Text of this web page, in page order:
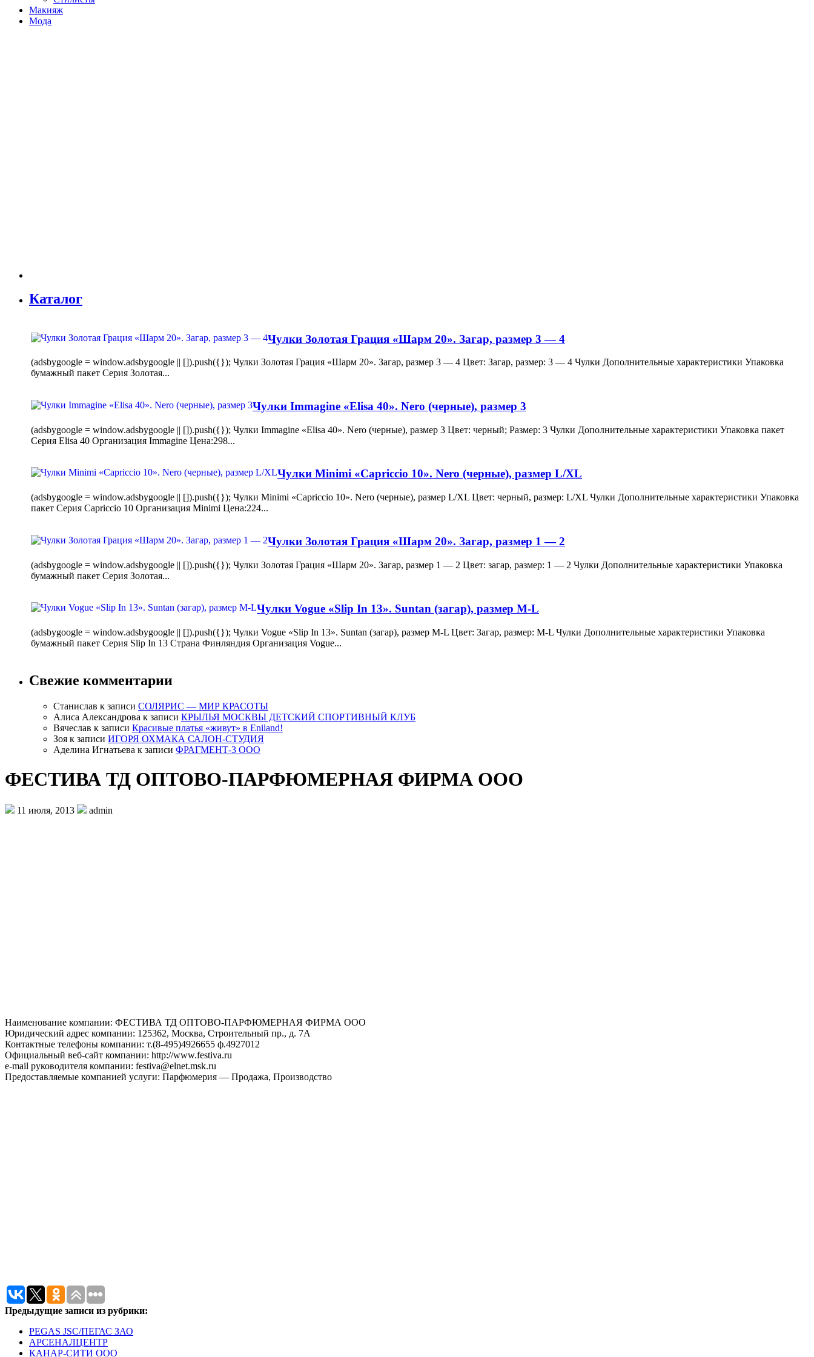
Макияж
Мода
Каталог
Чулки Золотая Грация «Шарм 20». Загар, размер 3 — 4
(adsbygoogle = window.adsbygoogle || []).push({}); Чулки Золотая Грация «Шарм 20». Загар, размер 3 — 4 Цвет: Загар, размер: 3 — 4 Чулки Дополнительные характеристики Упаковка
бумажный пакет Серия Золотая...
Чулки Immagine «Elisa 40». Nero (черные), размер 3
(adsbygoogle = window.adsbygoogle || []).push({}); Чулки Immagine «Elisa 40». Nero (черные), размер 3 Цвет: черный; Размер: 3 Чулки Дополнительные характеристики Упаковка пакет
Серия Elisa 40 Организация Immagine Цена:298...
Чулки Minimi «Capriccio 10». Nero (черные), размер L/XL
(adsbygoogle = window.adsbygoogle || []).push({}); Чулки Minimi «Capriccio 10». Nero (черные), размер L/XL Цвет: черный, размер: L/XL Чулки Дополнительные характеристики Упаковка
пакет Серия Capriccio 10 Организация Minimi Цена:224...
Чулки Золотая Грация «Шарм 20». Загар, размер 1 — 2
(adsbygoogle = window.adsbygoogle || []).push({}); Чулки Золотая Грация «Шарм 20». Загар, размер 1 — 2 Цвет: загар, размер: 1 — 2 Чулки Дополнительные характеристики Упаковка
бумажный пакет Серия Золотая...
Чулки Vogue «Slip In 13». Suntan (загар), размер M-L
(adsbygoogle = window.adsbygoogle || []).push({}); Чулки Vogue «Slip In 13». Suntan (загар), размер M-L Цвет: Загар, размер: M-L Чулки Дополнительные характеристики Упаковка
бумажный пакет Серия Slip In 13 Страна Финляндия Организация Vogue...
Свежие комментарии
Станислав к записи СОЛЯРИС — МИР КРАСОТЫ
Алиса Александрова к записи КРЫЛЬЯ МОСКВЫ ДЕТСКИЙ СПОРТИВНЫЙ КЛУБ
Вячеслав к записи Красивые платья «живут» в Eniland!
Зоя к записи ИГОРЯ ОХМАКА САЛОН-СТУДИЯ
Аделина Игнатьева к записи ФРАГМЕНТ-3 ООО
ФЕСТИВА ТД ОПТОВО-ПАРФЮМЕРНАЯ ФИРМА ООО
11 июля, 2013 admin
Наименование компании: ФЕСТИВА ТД ОПТОВО-ПАРФЮМЕРНАЯ ФИРМА ООО
Юридический адрес компании: 125362, Москва, Строительный пр., д. 7А
Контактные телефоны компании: т.(8-495)4926655 ф.4927012
Официальный веб-сайт компании: http://www.festiva.ru
e-mail руководителя компании: festiva@elnet.msk.ru
Предоставляемые компанией услуги: Парфюмерия — Продажа, Производство
Предыдущие записи из рубрики:
PEGAS JSC/ПЕГАС ЗАО
АРСЕНАЛЦЕНТР
КАНАР-СИТИ ООО